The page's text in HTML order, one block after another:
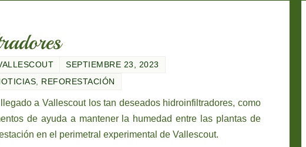
SEPTIEMBRE 23, 2023
, REFORESTACIÓN
a Vallescout los tan deseados hidroinfiltradores, como
de ayuda a mantener la humedad entre las plantas de
en el perimetral experimental de Vallescout.